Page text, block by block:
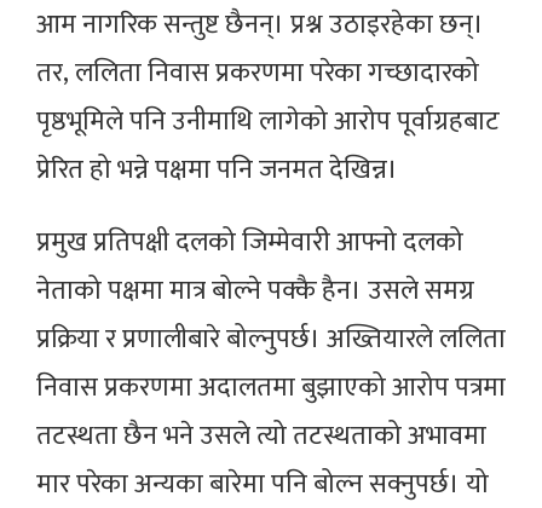
आम नागरिक सन्तुष्ट छैनन्। प्रश्न उठाइरहेका छन्।
तर, ललिता निवास प्रकरणमा परेका गच्छादारको
पृष्ठभूमिले पनि उनीमाथि लागेको आरोप पूर्वाग्रहबाट
प्रेरित हो भन्ने पक्षमा पनि जनमत देखिन्न।
प्रमुख प्रतिपक्षी दलको जिम्मेवारी आफ्नो दलको
नेताको पक्षमा मात्र बोल्ने पक्कै हैन। उसले समग्र
प्रक्रिया र प्रणालीबारे बोल्नुपर्छ। अख्तियारले ललिता
निवास प्रकरणमा अदालतमा बुझाएको आरोप पत्रमा
तटस्थता छैन भने उसले त्यो तटस्थताको अभावमा
मार परेका अन्यका बारेमा पनि बोल्न सक्नुपर्छ। यो